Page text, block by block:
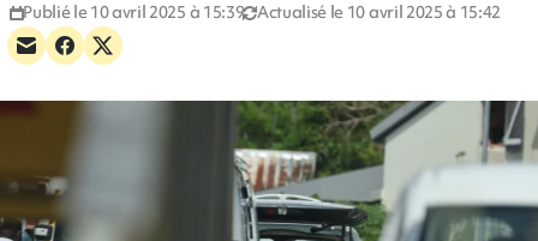
Publié le 10 avril 2025 à 15:39 Actualisé le 10 avril 2025 à 15:42